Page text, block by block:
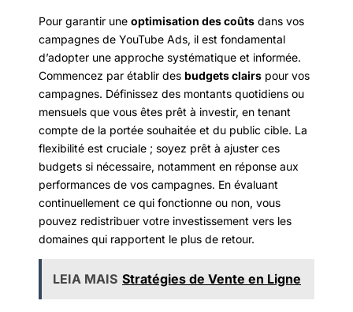
Pour garantir une optimisation des coûts dans vos
campagnes de YouTube Ads, il est fondamental
d’adopter une approche systématique et informée.
Commencez par établir des budgets clairs pour vos
campagnes. Définissez des montants quotidiens ou
mensuels que vous êtes prêt à investir, en tenant
compte de la portée souhaitée et du public cible. La
flexibilité est cruciale ; soyez prêt à ajuster ces
budgets si nécessaire, notamment en réponse aux
performances de vos campagnes. En évaluant
continuellement ce qui fonctionne ou non, vous
pouvez redistribuer votre investissement vers les
domaines qui rapportent le plus de retour.
LEIA MAIS Stratégies de Vente en Ligne